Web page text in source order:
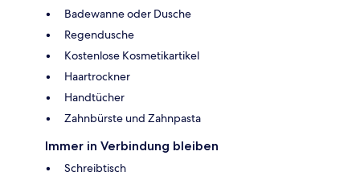
Badewanne oder Dusche
Regendusche
Kostenlose Kosmetikartikel
Haartrockner
Handtücher
Zahnbürste und Zahnpasta
Immer in Verbindung bleiben
Schreibtisch